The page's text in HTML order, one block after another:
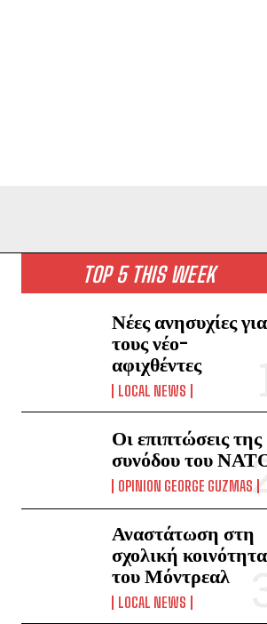
TOP 5 THIS WEEK
Νέες ανησυχίες για
τους νέο-
αφιχθέντες
LOCAL NEWS
Οι επιπτώσεις της
συνόδου του
OPINION GEORGE GUZMAS
Αναστάτωση στη
σχολική κοινότητα
του Μόντρεαλ
LOCAL NEWS